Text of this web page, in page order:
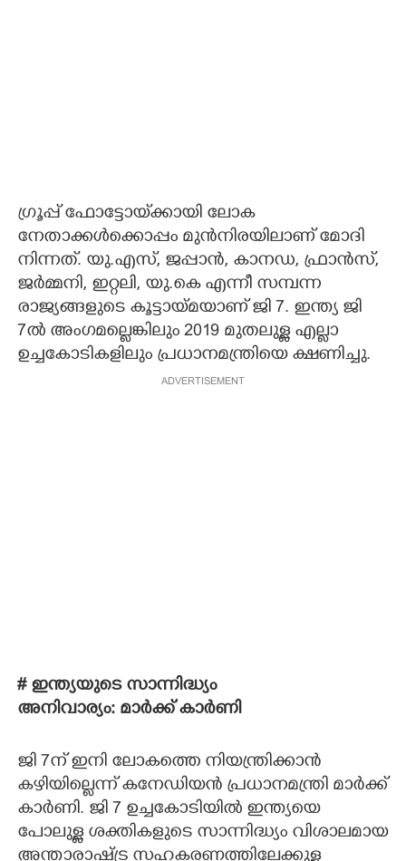
ഗ്രൂപ്പ് ഫോട്ടോയ്‌ക്കായി ലോക
നേതാക്കൾക്കൊപ്പം മുൻനിരയിലാണ് മോദി
നിന്നത്. യു.എസ്, ജപ്പാൻ, കാനഡ, ഫ്രാൻസ്,
ജർമ്മനി, ഇറ്റലി, യു.കെ എന്നീ സമ്പന്ന
രാജ്യങ്ങളുടെ കൂട്ടായ്മയാണ് ജി 7. ഇന്ത്യ ജി
7ൽ അംഗമല്ലെങ്കിലും 2019 മുതലുള്ള എല്ലാ
ഉച്ചകോടികളിലും പ്രധാനമന്ത്രിയെ ക്ഷണിച്ചു.
ADVERTISEMENT
# ഇന്ത്യയുടെ സാന്നിദ്ധ്യം
അനിവാര്യം: മാർക്ക് കാർണി
ജി 7ന് ഇനി ലോകത്തെ നിയന്ത്രിക്കാൻ
കഴിയില്ലെന്ന് കനേഡിയൻ പ്രധാനമന്ത്രി മാർക്ക്
കാർണി. ജി 7 ഉച്ചകോടിയിൽ ഇന്ത്യയെ
പോലുള്ള ശക്തികളുടെ സാന്നിദ്ധ്യം വിശാലമായ